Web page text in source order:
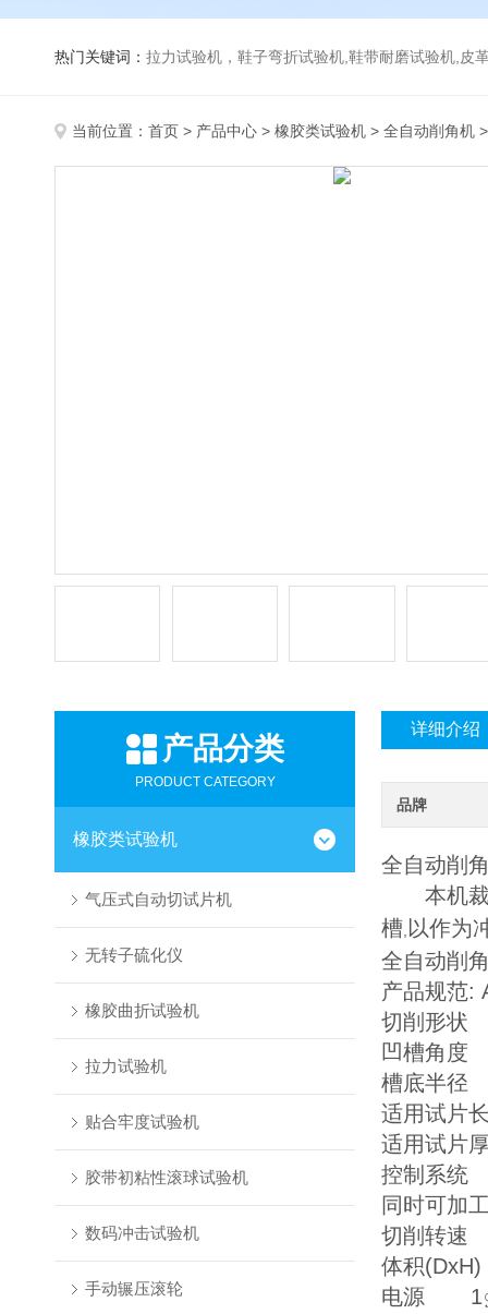
热门关键词： 拉力试验机，鞋子弯折试验机,鞋带耐磨试验机,皮革伸缩试验机,马丁代尔
当前位置： 首页 > 产品中心 > 橡胶类试验机 > 全自动削角机
产品分类
PRODUCT CATEGORY
橡胶类试验机
气压式自动切试片机
无转子硫化仪
橡胶曲折试验机
拉力试验机
贴合牢度试验机
胶带初粘性滚球试验机
数码冲击试验机
手动辗压滚轮
详细介绍
品牌
全自动削
本机裁
槽 以作为
全自动削
产品规范:
切削形
凹槽角
槽底半
适用试
适用试
控制系
同时可加
切削转
体积
电源